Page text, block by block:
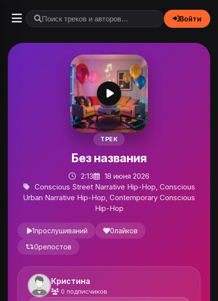
Войти
ТРЕК
Без названия
2:13
18 июня 2026
Conscious Street Narrative Hip-Hop, Conscious
Urban Narrative Hip-Hop, Contemporary Conscious
Hip-Hop
1прослушиваний 0лайков
0репостов
Кристина
0 подписчиков